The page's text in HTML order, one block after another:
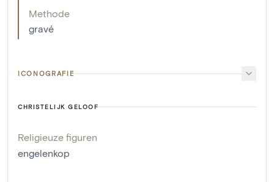
Methode
gravé
ICONOGRAFIE
CHRISTELIJK GELOOF
Religieuze figuren
engelenkop